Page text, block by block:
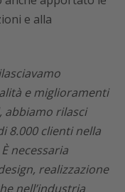
e alla
e miglioramenti
abbiamo rilasci
8.000 clienti nella
necessaria
realizzazione
nell’industria